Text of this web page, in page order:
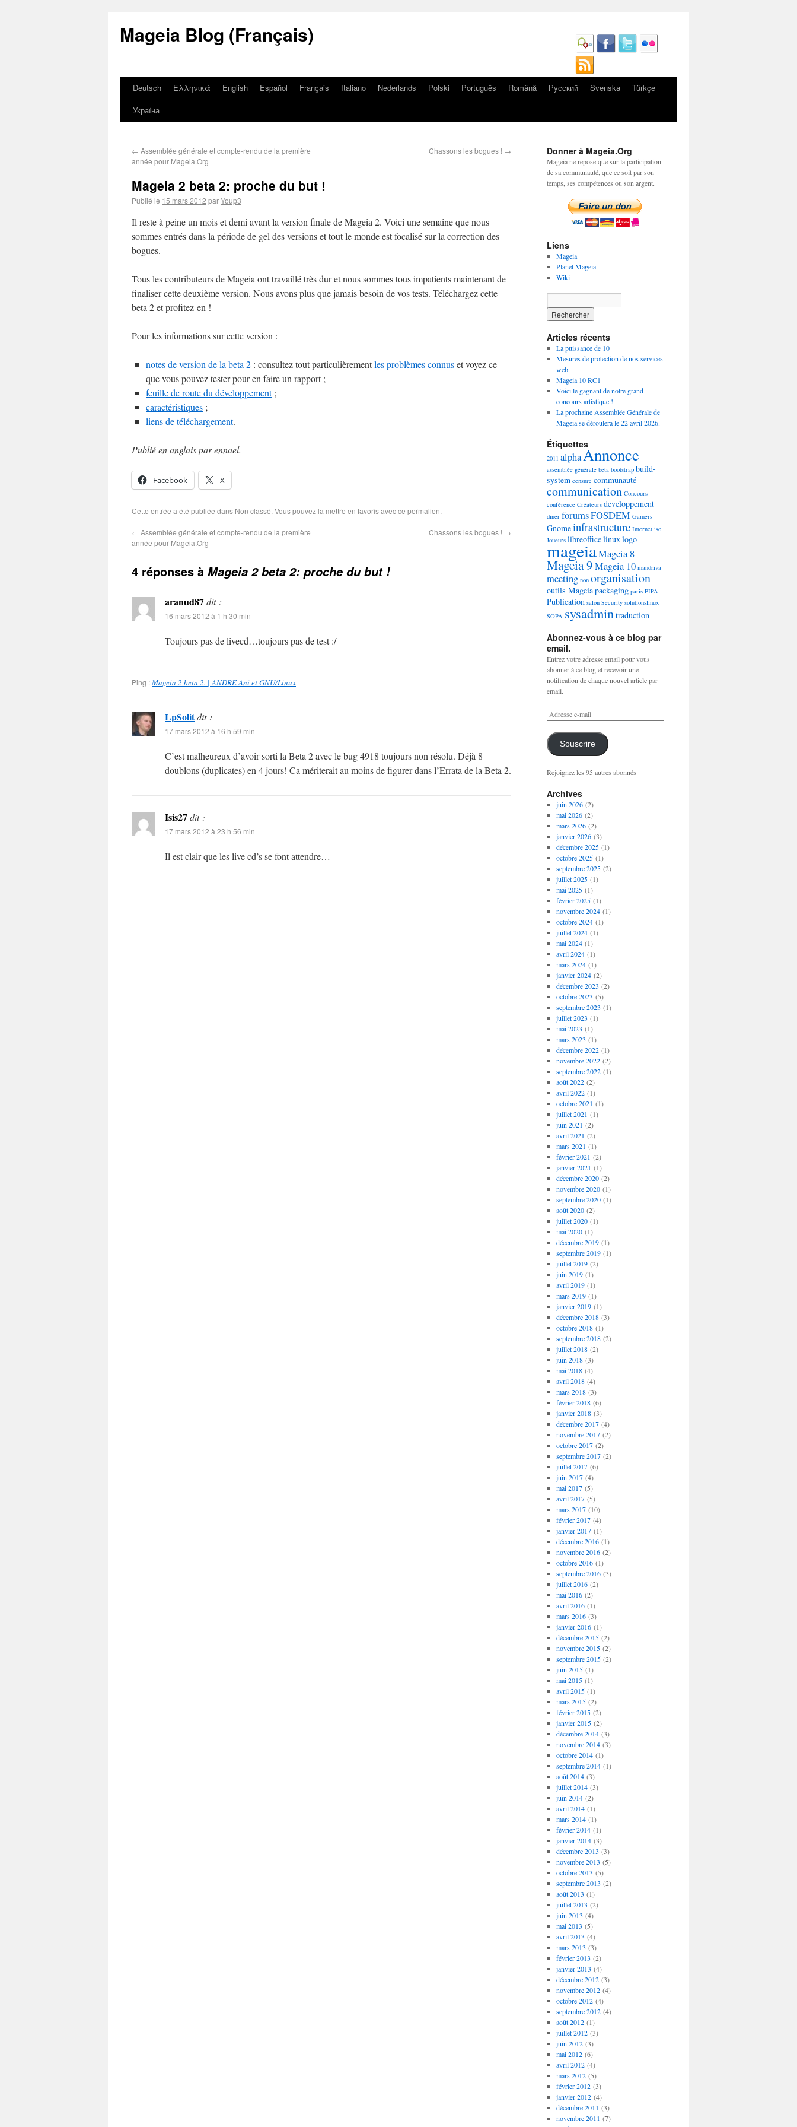
Mageia Blog (Français)
Deutsch Ελληνικά English Español Français Italiano Nederlands Polski Português Română Русский Svenska
Türkçe
Україна
← Assemblée générale et compte-rendu de la première
année pour Mageia.Org
Chassons les bogues ! →
Mageia 2 beta 2: proche du but !
Publié le 15 mars 2012 parYoup3
Il reste à peine un mois et demi avant la version finale de Mageia 2. Voici une semaine que nous
sommes entrés dans la période de gel des versions et tout le monde est focalisé sur la correction des
bogues.
Tous les contributeurs de Mageia ont travaillé très dur et nous sommes tous impatients maintenant de
finaliser cette deuxième version. Nous avons plus que jamais besoin de vos tests. Téléchargez cette
beta 2 et profitez-en !
Pour les informations sur cette version :
notes de version de la beta 2 : consultez tout particulièrementles problèmes connuset voyez ce
que vous pouvez tester pour en faire un rapport ;
feuille de route du développement;
caractéristiques ;
liens de téléchargement.
Publié en anglais par ennael.
Facebook X
Cette entrée a été publiée dans Non classé. Vous pouvez la mettre en favoris avecce permalien.
← Assemblée générale et compte-rendu de la première
année pour Mageia.Org
Chassons les bogues ! →
4 réponses à Mageia 2 beta 2: proche du but !
aranud87dit :
16 mars 2012 à 1 h 30 min
Toujours pas de livecd…toujours pas de test :/
Ping :Mageia 2 beta 2. | ANDRE Ani et GNU/Linux
LpSolitdit :
17 mars 2012 à 16 h 59 min
C’est malheureux d’avoir sorti la Beta 2 avec le bug 4918 toujours non résolu. Déjà 8
doublons (duplicates) en 4 jours! Ca mériterait au moins de figurer dans l’Errata de la Beta 2.
Isis27dit :
17 mars 2012 à 23 h 56 min
Il est clair que les live cd’s se font attendre…
Donner à Mageia.Org
Mageia ne repose que sur la participation
de sa communauté, que ce soit par son
temps, ses compétences ou son argent.
Liens
Mageia
Planet Mageia
Wiki
Articles récents
La puissance de 10
Mesures de protection de nos services
web
Mageia 10 RC1
Voici le gagnant de notre grand
concours artistique !
La prochaine Assemblée Générale de
Mageia se déroulera le 22 avril 2026.
Étiquettes
2011 alphaAnnonce
assemblée générale beta bootstrap build-
system censure communauté
communication Concours
conférence Créateurs developpement
diner forumsFOSDEM Gamers
Gnomeinfrastructure Internet iso
Joueurs libreofficelinuxlogo
mageiaMageia 8
Mageia 9Mageia 10 mandriva
meeting non organisation
outils Mageiapackaging paris PIPA
Publication salon Security solutionslinux
SOPA sysadmintraduction
Abonnez-vous à ce blog par
email.
Entrez votre adresse email pour vous
abonner à ce blog et recevoir une
notification de chaque nouvel article par
email.
Souscrire
Rejoignez les 95 autres abonnés
Archives
juin 2026(2)
mai 2026(2)
mars 2026(2)
janvier 2026(3)
décembre 2025(1)
octobre 2025(1)
septembre 2025(2)
juillet 2025(1)
mai 2025(1)
février 2025(1)
novembre 2024(1)
octobre 2024(1)
juillet 2024(1)
mai 2024(1)
avril 2024(1)
mars 2024(1)
janvier 2024(2)
décembre 2023 (2)
octobre 2023 (5)
septembre 2023 (1)
juillet 2023 (1)
mai 2023 (1)
mars 2023 (1)
décembre 2022(1)
novembre 2022(2)
septembre 2022(1)
août 2022(2)
avril 2022(1)
octobre 2021 (1)
juillet 2021 (1)
juin 2021 (2)
avril 2021 (2)
mars 2021 (1)
février 2021 (2)
janvier 2021 (1)
décembre 2020(2)
novembre 2020(1)
septembre 2020(1)
août 2020(2)
juillet 2020(1)
mai 2020(1)
décembre 2019(1)
septembre 2019(1)
juillet 2019(2)
juin 2019(1)
avril 2019(1)
mars 2019(1)
janvier 2019(1)
décembre 2018(3)
octobre 2018(1)
septembre 2018(2)
juillet 2018(2)
juin 2018(3)
mai 2018(4)
avril 2018(4)
mars 2018(3)
février 2018(6)
janvier 2018(3)
décembre 2017(4)
novembre 2017(2)
octobre 2017(2)
septembre 2017(2)
juillet 2017(6)
juin 2017(4)
mai 2017(5)
avril 2017(5)
mars 2017(10)
février 2017(4)
janvier 2017(1)
décembre 2016(1)
novembre 2016(2)
octobre 2016(1)
septembre 2016(3)
juillet 2016(2)
mai 2016(2)
avril 2016(1)
mars 2016(3)
janvier 2016(1)
décembre 2015(2)
novembre 2015(2)
septembre 2015(2)
juin 2015(1)
mai 2015(1)
avril 2015(1)
mars 2015(2)
février 2015(2)
janvier 2015(2)
décembre 2014(3)
novembre 2014(3)
octobre 2014(1)
septembre 2014(1)
août 2014(3)
juillet 2014(3)
juin 2014(2)
avril 2014(1)
mars 2014(1)
février 2014(1)
janvier 2014(3)
décembre 2013 (3)
novembre 2013 (5)
octobre 2013 (5)
septembre 2013 (2)
août 2013 (1)
juillet 2013 (2)
juin 2013 (4)
mai 2013 (5)
avril 2013 (4)
mars 2013 (3)
février 2013 (2)
janvier 2013 (4)
décembre 2012(3)
novembre 2012(4)
octobre 2012(4)
septembre 2012(4)
août 2012(1)
juillet 2012(3)
juin 2012(3)
mai 2012(6)
avril 2012(4)
mars 2012(5)
février 2012(3)
janvier 2012(4)
décembre 2011 (3)
novembre 2011 (7)